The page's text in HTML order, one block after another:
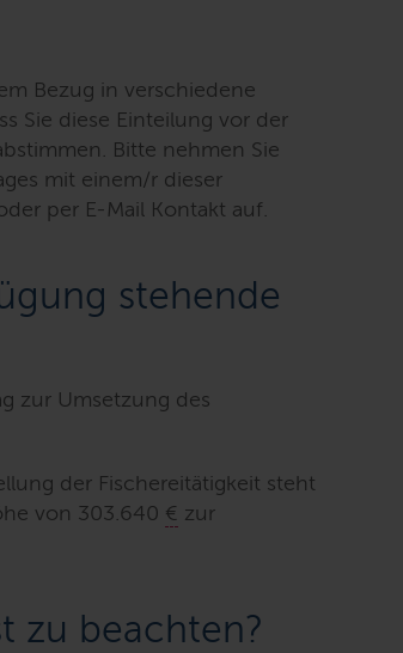
Bezug in verschiedene
Sie diese Einteilung vor der
Bitte nehmen Sie
mit einem/r dieser
per E-Mail Kontakt auf.
stehende
zur Umsetzung des
der Fischereitätigkeit steht
von 303.640 € zur
zu beachten?